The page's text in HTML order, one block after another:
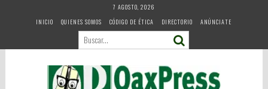
7 AGOSTO, 2026
INICIO
QUIENES SOMOS CÓDIGO DE ÉTICA DIRECTORIO ANÚNCIATE